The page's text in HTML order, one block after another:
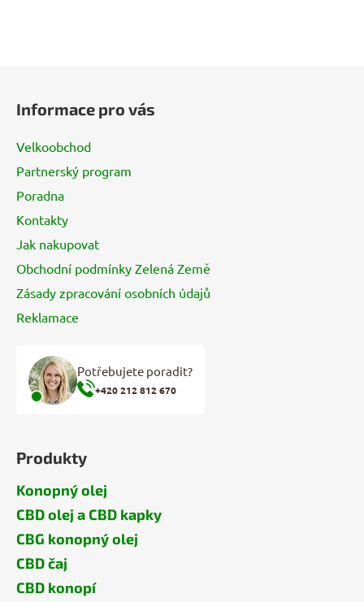
Informace pro vás
Velkoobchod
Partnerský program
Poradna
Kontakty
Jak nakupovat
Obchodní podmínky Zelená Země
Zásady zpracování osobních údajů
Reklamace
Potřebujete poradit?
+420 212 812 670
Produkty
Konopný olej
CBD olej a CBD kapky
CBG konopný olej
CBD čaj
CBD konopí